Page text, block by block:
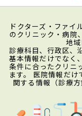
ドクターズ・ファイ
のクリニック・病院
地
診療科目、行政区、
基本情報だけでなく
条件に合ったクリニ
ます。 医院情報だ
関する情報（診療